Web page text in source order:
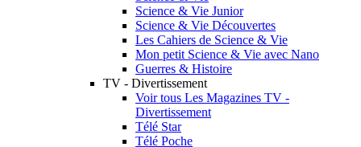
Science & Vie Junior
Science & Vie Découvertes
Les Cahiers de Science & Vie
Mon petit Science & Vie avec Nano
Guerres & Histoire
TV - Divertissement
Voir tous Les Magazines TV -
Divertissement
Télé Star
Télé Poche